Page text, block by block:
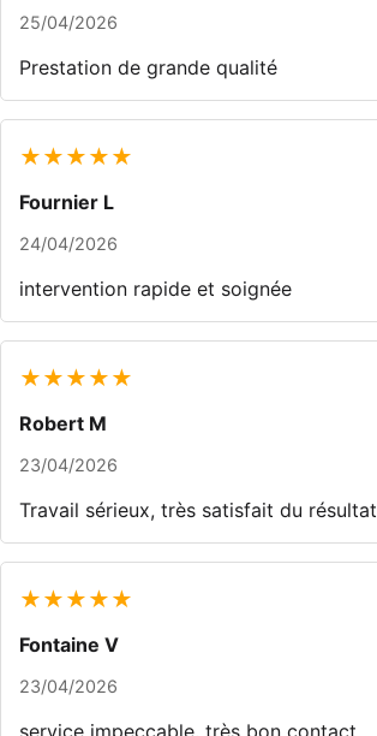
25/04/2026
Prestation de grande qualité
★★★★★
Fournier L
24/04/2026
intervention rapide et soignée
★★★★★
Robert M
23/04/2026
Travail sérieux, très satisfait du résultat
★★★★★
Fontaine V
23/04/2026
service impeccable, très bon contact